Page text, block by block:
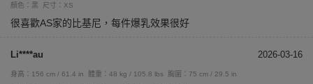
顏色：黑
尺寸：XS
很喜歡AS家的比基尼，每件爆乳效果很好
Li****au 2026-03-16
身高：156 cm / 61.4 in 體重：48 kg / 105.8 lbs
胸圍：75 cm / 29.5 in